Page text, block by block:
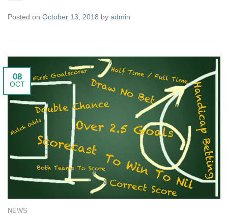
Posted on October 13, 2018 by admin
08
OCT
NEWS